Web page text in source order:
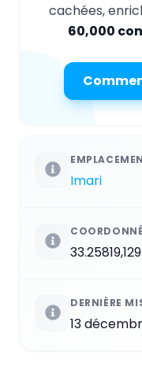
cachées,
60,000
Imari
DERNIÈRE
13